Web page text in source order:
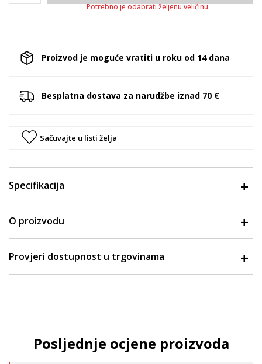
Potrebno je odabrati željenu veličinu
Proizvod je moguće vratiti u roku od 14 dana
Besplatna dostava za narudžbe iznad 70 €
Sačuvajte u listi želja
Specifikacija
O proizvodu
Provjeri dostupnost u trgovinama
Posljednje ocjene proizvoda